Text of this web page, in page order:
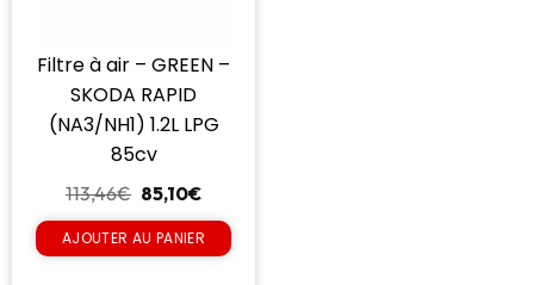
Filtre à air – GREEN –
SKODA RAPID
(NA3/NH1) 1.2L LPG
85cv
113,46€ 85,10€
AJOUTER AU PANIER